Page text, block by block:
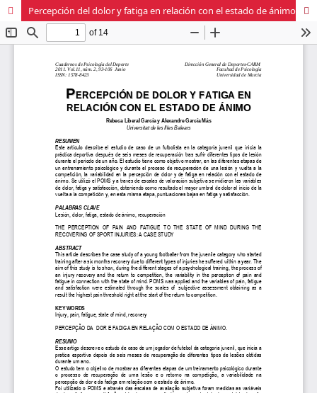
Percepción del dolor y fatiga en relación con el estado de ánimo